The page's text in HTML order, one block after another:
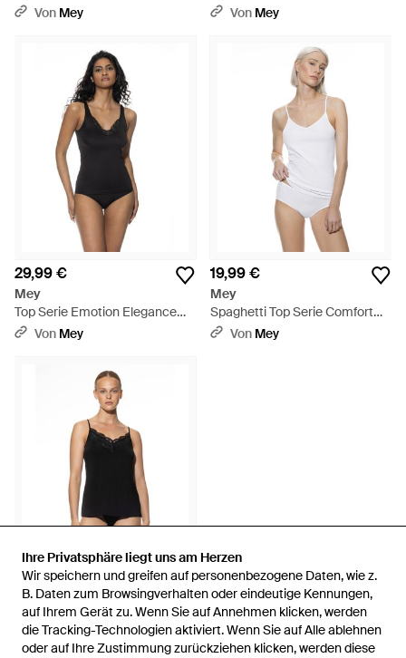
Ihre Privatsphäre liegt uns am Herzen
Wir speichern und greifen auf personenbezogene Daten, wie z.
B. Daten zum Browsingverhalten oder eindeutige Kennungen,
auf Ihrem Gerät zu. Wenn Sie auf Annehmen klicken, werden
die Tracking-Technologien aktiviert. Wenn Sie auf Alle ablehnen
oder auf Ihre Zustimmung zurückziehen klicken, werden diese
Ihre Privatsphäre liegt uns am Herzen
Wir speichern und greifen auf personenbezogene Daten, wie z.
B. Daten zum Browsingverhalten oder eindeutige Kennungen,
auf Ihrem Gerät zu. Wenn Sie auf Annehmen klicken, werden
die Tracking-Technologien aktiviert. Wenn Sie auf Alle ablehnen
oder auf Ihre Zustimmung zurückziehen klicken, werden diese
Elegance Schwarz - Schwarz
Von Mey
Schwarz - Schwarz
Von Mey
29,99 €
Mey
Top Serie Emotion Elegance
Schwarz - Schwarz
Von Mey
19,99 €
Mey
Spaghetti Top Serie Comfort
Cotton Weiss - Weiß
Von Mey
49,99 €34,95 €
Mey
Camisole Serie Grace Schwarz
- Schwarz
VonMey